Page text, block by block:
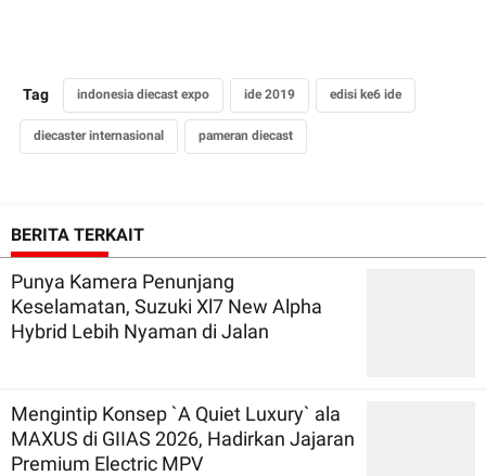
Tag indonesia diecast expo ide 2019 edisi ke6 ide
diecaster internasional pameran diecast
BERITA TERKAIT
Punya Kamera Penunjang
Keselamatan, Suzuki Xl7 New Alpha
Hybrid Lebih Nyaman di Jalan
Mengintip Konsep `A Quiet Luxury` ala
MAXUS di GIIAS 2026, Hadirkan Jajaran
Premium Electric MPV